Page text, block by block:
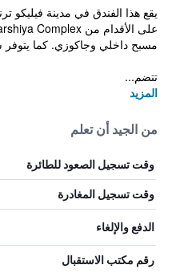
يقع هذا الفندق في مدينة فيليكو
مسبح داخلي وجاكوزي. كما يتوفر
تتضم...
المزيد
من الجيد أن تعلم
وقت تسجيل الصعود للطائرة
وقت تسجيل المغادرة
الدفع والإلغاء
رقم مكتب الاستقبال